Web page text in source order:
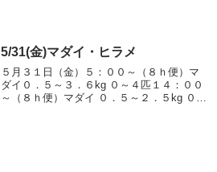
5/31(金)マダイ・ヒラメ
５月３１日（金）５：００～（８ｈ便）マ
ダイ０．５～３．６kg ０～４匹１４：００
～（８ｈ便）マダイ ０．５～２．５kg ０～